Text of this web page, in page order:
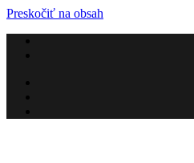
Preskočiť na obsah